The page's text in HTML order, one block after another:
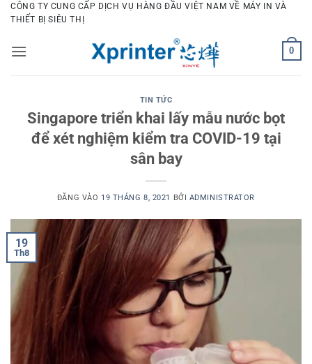
Bỏ
qua
dung
CÔNG TY CUNG CẤP DỊCH VỤ HÀNG ĐẦU VIỆT NAM VỀ MÁY IN VÀ
THIẾT BỊ SIÊU THỊ
0
TIN TỨC
Singapore triển khai lấy mẫu nước bọt
để xét nghiệm kiểm tra COVID-19 tại
sân bay
ĐĂNG VÀO 19 THÁNG 8, 2021 BỞI ADMINISTRATOR
19
Th8